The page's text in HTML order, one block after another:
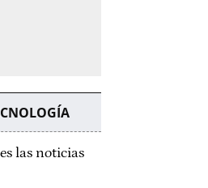
las noticias